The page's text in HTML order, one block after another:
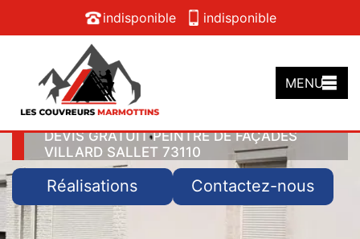
indisponible indisponible
MENU
DEVIS GRATUIT PEINTRE DE FAÇADES
VILLARD SALLET 73110
Réalisations Contactez-nous